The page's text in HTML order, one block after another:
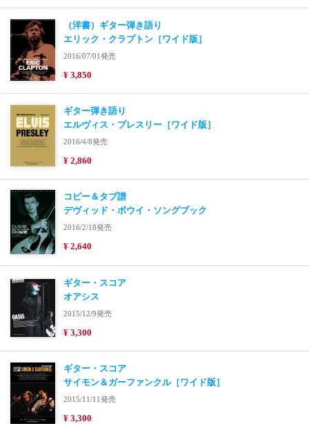
（洋書）ギター弾き語り
エリック・クラプトン［ワイド版］
2016/07/01発売
¥ 3,850
ギター弾き語り
エルヴィス・プレスリー［ワイド版］
2016/4/8発売
¥ 2,860
コピー＆タブ譜
デヴィッド・ボウイ・ソングブック
2016/2/18発売
¥ 2,640
ギター・スコア
オアシス
2015/12/9発売
¥ 3,300
ギター・スコア
サイモン＆ガーファンクル［ワイド版］
2015/11/11発売
¥ 3,300